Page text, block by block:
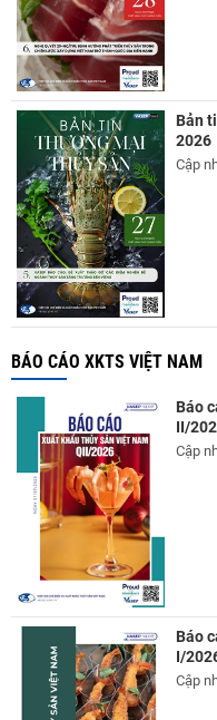
Bản
2026
Cập
BÁO CÁO XKTS VIỆT NAM
Báo
II/
Cập
Báo
I/
Cập